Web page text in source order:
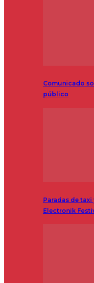
Comunicado
público
Paradas de
Electronik